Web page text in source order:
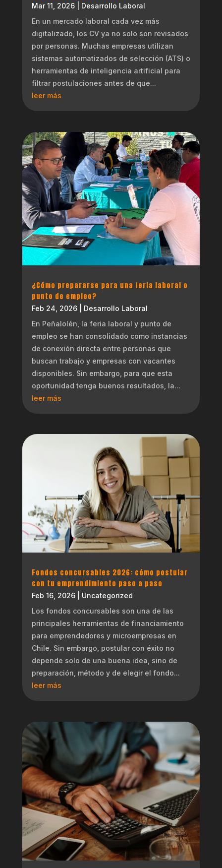
Mar 11, 2026| Desarrollo Laboral
En un mercado laboral cada vez más
digitalizado, los CV ya no solo son revisados
por personas. Muchas empresas utilizan
sistemas automatizados de selección (ATS) o
herramientas de inteligencia artificial para
filtrar postulaciones antes de que...
leer más
¿Cómo prepararse para una feria laboral o
punto de empleo?
Feb 24, 2026| Desarrollo Laboral
En Peñalolén, la feria laboral y punto de
empleo se han consolidado como instancias
de conexión directa entre personas que
buscan trabajo y empresas con vacantes
disponibles. Sin embargo, para que esta
oportunidad tenga buenos resultados, la...
leer más
Fondos concursables 2026: cómo postular
con tu emprendimiento paso a paso
Feb 16, 2026| Uncategorized
Los fondos concursables son una de las
principales herramientas de financiamiento
para emprendedores y microempresas en
Chile. Sin embargo, postular con éxito no
depende solo de una buena idea, sino de
preparación, método y de elegir el fondo...
leer más